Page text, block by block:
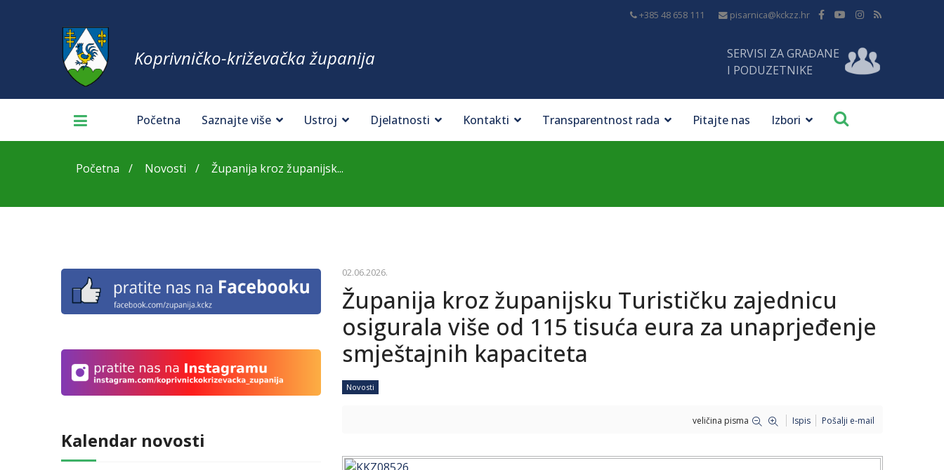
+385 48 658 111 pisarnica@kckzz.hr
Koprivničko-križevačka županija
SERVISI ZA GRAĐANE
I PODUZETNIKE
Početna Saznajte više Ustroj Djelatnosti Kontakti Transparentnost rada Pitajte nas Izbori
Početna Novosti Županija kroz županijsk...
Kalendar novosti
02.06.2026.
Županija kroz županijsku Turističku zajednicu
osigurala više od 115 tisuća eura za unaprjeđenje
smještajnih kapaciteta
Novosti
veličina pisma Ispis Pošalji e-mail